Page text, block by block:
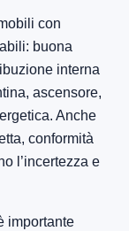
con
buona
interna
ascensore,
Anche
conformità
l’incertezza e
importante